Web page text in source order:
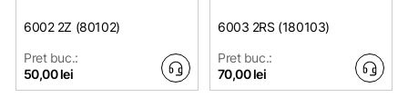
6002 2Z (80102)
Pret buc.:
50,00 lei
6003 2RS (180103)
Pret buc.:
70,00 lei